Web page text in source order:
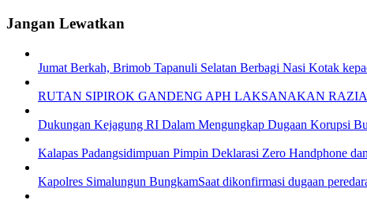
Jangan Lewatkan
Jumat Berkah, Brimob Tapanuli Selatan Berbagi Nasi Kotak
RUTAN SIPIROK GANDENG APH LAKSANAKAN
Dukungan Kejagung RI Dalam Mengungkap Dugaan Korupsi
Kalapas Padangsidimpuan Pimpin Deklarasi Zero Handphone
Kapolres Simalungun BungkamSaat dikonfirmasi dugaan